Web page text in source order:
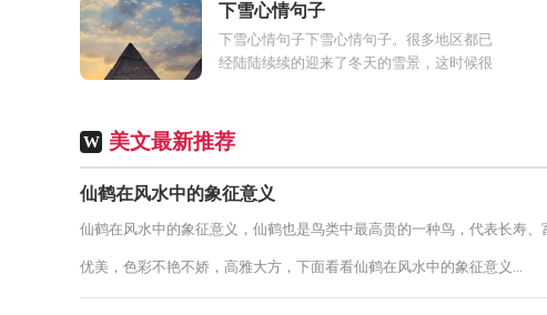
下雪心情句子
下雪心情句子下雪心情句子。很多地区都已
经陆陆续续的迎来了冬天的雪景，这时候很
W 美文最新推荐
仙鹤在风水中的象征意义
仙鹤在风水中的象征意义，仙鹤也是鸟类中最高贵的一种鸟，代表长寿
优美，色彩不艳不娇，高雅大方，下面看看仙鹤在风水中的象征意义...